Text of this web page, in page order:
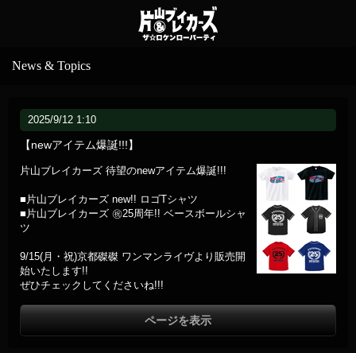
News & Topics
2025/9/12 1:10
【newアイテム爆誕!!!】
片山ブレイカーズ 待望のnewアイテム爆誕!!!
■片山ブレイカーズ new!! ロゴTシャツ
■片山ブレイカーズ ㊗️25周年!! ベースボールシャ
ツ
9/15(月・祝)京都磔磔 ワンマンライヴより販売開
始いたします!!
ぜひチェックしてくださいね!!!
ページを表示